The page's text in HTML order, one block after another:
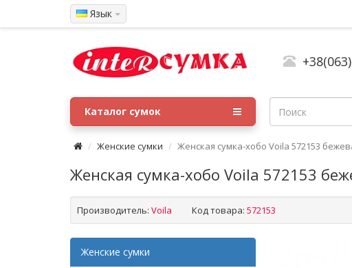
Язык
Каталог сумок
Женские сумки Женская сумка-хобо Voila 572153
Женская сумка-хобо Voila 572153
Производитель: Voila Код товара: 572153
Женские сумки